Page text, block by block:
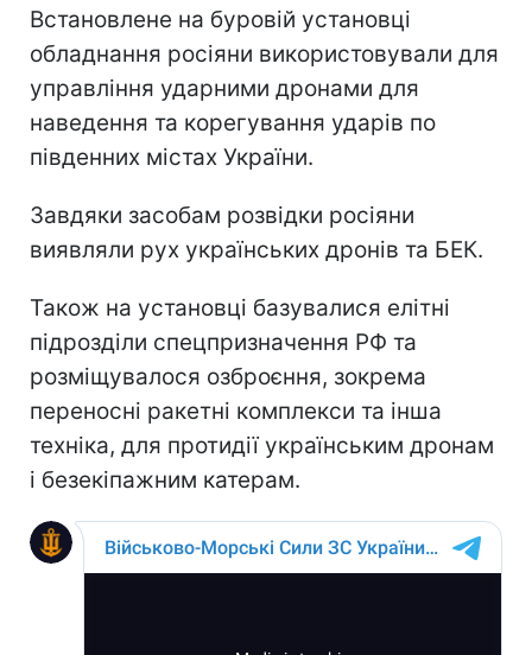
Встановлене на буровій установці
обладнання росіяни використовували для
управління ударними дронами для
наведення та корегування ударів по
південних містах України.
Завдяки засобам розвідки росіяни
виявляли рух українських дронів та БЕК.
Також на установці базувалися елітні
підрозділи спецпризначення РФ та
розміщувалося озброєння, зокрема
переносні ракетні комплекси та інша
техніка, для протидії українським дронам
і безекіпажним катерам.